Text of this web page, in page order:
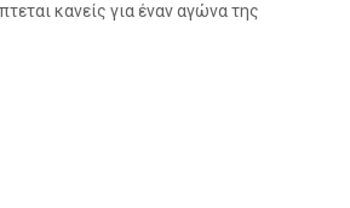
κανείς για έναν αγώνα της